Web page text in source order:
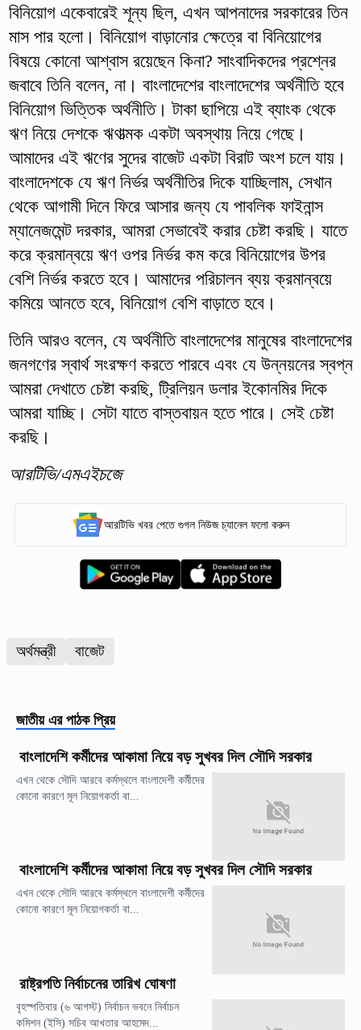
বিনিয়োগ একেবারেই শূন্য ছিল, এখন আপনাদের সরকারের তিন
মাস পার হলো। বিনিয়োগ বাড়ানোর ক্ষেত্রে বা বিনিয়োগের
বিষয়ে কোনো আশ্বাস রয়েছেন কিনা? সাংবাদিকদের প্রশ্নের
জবাবে তিনি বলেন, না। বাংলাদেশের বাংলাদেশের অর্থনীতি হবে
বিনিয়োগ ভিত্তিক অর্থনীতি। টাকা ছাপিয়ে এই ব্যাংক থেকে
ঋণ নিয়ে দেশকে ঋণাত্মক একটা অবস্থায় নিয়ে গেছে।
আমাদের এই ঋণের সুদের বাজেট একটা বিরাট অংশ চলে যায়।
বাংলাদেশকে যে ঋণ নির্ভর অর্থনীতির দিকে যাচ্ছিলাম, সেখান
থেকে আগামী দিনে ফিরে আসার জন্য যে পাবলিক ফাইনান্স
ম্যানেজমেন্ট দরকার, আমরা সেভাবেই করার চেষ্টা করছি। যাতে
করে ক্রমান্বয়ে ঋণ ওপর নির্ভর কম করে বিনিয়োগের উপর
বেশি নির্ভর করতে হবে। আমাদের পরিচালন ব্যয় ক্রমান্বয়ে
কমিয়ে আনতে হবে, বিনিয়োগ বেশি বাড়াতে হবে।
তিনি আরও বলেন, যে অর্থনীতি বাংলাদেশের মানুষের বাংলাদেশের
জনগণের স্বার্থ সংরক্ষণ করতে পারবে এবং যে উন্নয়নের স্বপ্ন
আমরা দেখাতে চেষ্টা করছি, ট্রিলিয়ন ডলার ইকোনমির দিকে
আমরা যাচ্ছি। সেটা যাতে বাস্তবায়ন হতে পারে। সেই চেষ্টা
করছি।
আরটিভি/এমএইচজে
আরটিভি খবর পেতে গুগল নিউজ চ্যানেল ফলো করুন
অর্থমন্ত্রী বাজেট
জাতীয় এর পাঠক প্রিয়
বাংলাদেশি কর্মীদের আকামা নিয়ে বড় সুখবর দিল সৌদি সরকার
এখন থেকে সৌদি আরবে কর্মস্থলে বাংলাদেশী কর্মীদের
কোনো কারণে মূল নিয়োগকর্তা বা...
বাংলাদেশি কর্মীদের আকামা নিয়ে বড় সুখবর দিল সৌদি সরকার
এখন থেকে সৌদি আরবে কর্মস্থলে বাংলাদেশী কর্মীদের
কোনো কারণে মূল নিয়োগকর্তা বা...
রাষ্ট্রপতি নির্বাচনের তারিখ ঘোষণা
বৃহস্পতিবার (৬ আগস্ট) নির্বাচন ভবনে নির্বাচন
কমিশন (ইসি) সচিব আখতার আহমেদ...